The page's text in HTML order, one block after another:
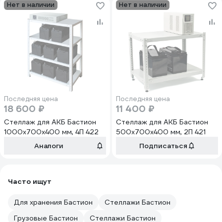
Нет в наличии
Последняя цена
18 600 ₽
Стеллаж для АКБ Бастион
1000х700х400 мм, 4П 422
Аналоги
Нет в наличии
Последняя цена
11 400 ₽
Стеллаж для АКБ Бастион
500х700х400 мм, 2П 421
Подписаться
Часто ищут
Для хранения Бастион
Стеллажи Бастион
Грузовые Бастион
Стеллажи Бастион